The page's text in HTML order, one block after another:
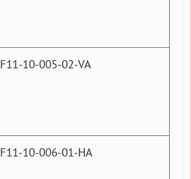
F11-10-005-02-VA
F11-10-006-01-HA